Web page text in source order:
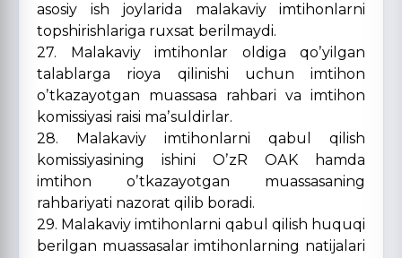
asosiy ish joylarida malakaviy imtihonlarni
topshirishlariga ruxsat berilmaydi.
27. Malakaviy imtihonlar oldiga qoʼyilgan
talablarga rioya qilinishi uchun imtihon
oʼtkazayotgan muassasa rahbari va imtihon
komissiyasi raisi maʼsuldirlar.
28. Malakaviy imtihonlarni qabul qilish
komissiyasining ishini OʼzR OАK hamda
imtihon oʼtkazayotgan muassasaning
rahbariyati nazorat qilib boradi.
29. Malakaviy imtihonlarni qabul qilish huquqi
berilgan muassasalar imtihonlarning natijalari